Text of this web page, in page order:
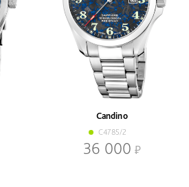
Candino
C4785/2
36 000